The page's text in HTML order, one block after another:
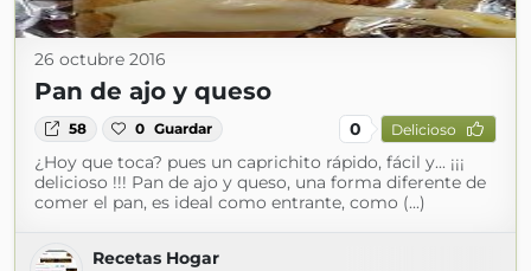
26 octubre 2016
Pan de ajo y queso
58 0 Guardar 0 Delicioso
¿Hoy que toca? pues un caprichito rápido, fácil y... ¡¡¡
delicioso !!! Pan de ajo y queso, una forma diferente de
comer el pan, es ideal como entrante, como (...)
Recetas Hogar